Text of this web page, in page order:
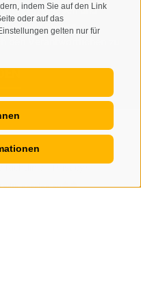
indem Sie auf den Link
oder auf das
gelten nur für
gelesen und
meiner
den Verantwortlichen zu
with passion by